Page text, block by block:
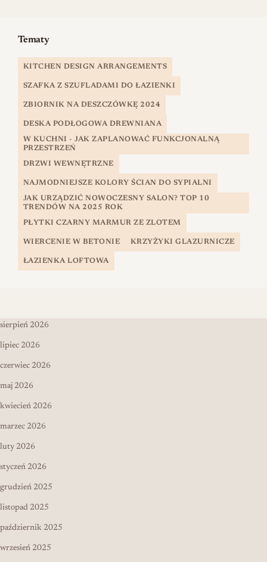
Tematy
KITCHEN DESIGN ARRANGEMENTS
SZAFKA Z SZUFLADAMI DO ŁAZIENKI
ZBIORNIK NA DESZCZÓWKĘ 2024
DESKA PODŁOGOWA DREWNIANA
W KUCHNI - JAK ZAPLANOWAĆ FUNKCJONALNĄ
PRZESTRZEŃ
DRZWI WEWNĘTRZNE
NAJMODNIEJSZE KOLORY ŚCIAN DO SYPIALNI
JAK URZĄDZIĆ NOWOCZESNY SALON? TOP 10
TRENDÓW NA 2025 ROK
PŁYTKI CZARNY MARMUR ZE ZLOTEM
WIERCENIE W BETONIE KRZYŻYKI GLAZURNICZE
ŁAZIENKA LOFTOWA
sierpień 2026
lipiec 2026
czerwiec 2026
maj 2026
kwiecień 2026
marzec 2026
luty 2026
styczeń 2026
grudzień 2025
listopad 2025
październik 2025
wrzesień 2025